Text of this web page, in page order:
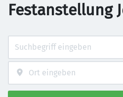
Festanstellung